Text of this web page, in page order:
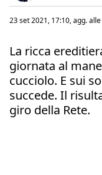
23 set 2021, 17:10, agg. alle
La ricca
giornata al
cucciolo. E sui
succede. Il
giro della Rete.